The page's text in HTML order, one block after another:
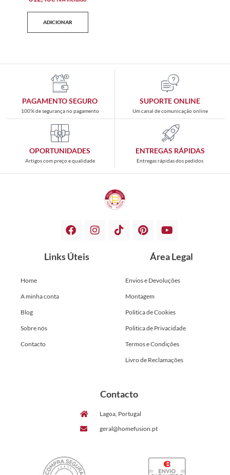
ADICIONAR
PAGAMENTO SEGURO
100% de segurança no pagamento
SUPORTE ONLINE
Um canal de comunicação online
OPORTUNIDADES
Artigos com preço e qualidade
ENTREGAS RÁPIDAS
Entregas rápidas dos pedidos
Links Úteis
Home
A minha conta
Blog
Sobre nós
Contacto
Área Legal
Envios e Devoluções
Montagem
Politica de Cookies
Politica de Privacidade
Termos e Condições
Livro de Reclamações
Contacto
Lagoa, Portugal
geral@homefusion.pt